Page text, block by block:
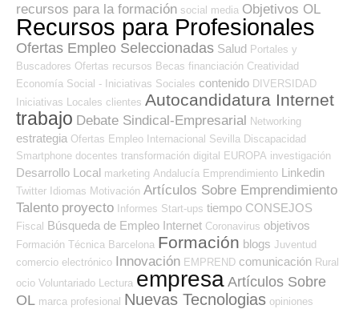
recursos para la formación social media Objetivos OL
Recursos para Profesionales
Ofertas Empleo Seleccionadas Salud Portales y
Buscadores Ofertas recursos Becas financiación Creatividad
Economía Social - Iniciativas Sociales contenido DIVERSIDAD
Iniciativas Locales clientes Autocandidatura Internet
trabajo Debate Sindical-Empresarial Networking
estrategia Ofertas Empleo Internacional Sevilla Discapacidad
Smartphone docentes transformación digital EUROPA investigación
Desarrollo Local marketing Andalucía Emprendimiento Linkedin
Twitter Idiomas Motivación Artículos Sobre Emprendimiento
Talento proyecto Informes Start-ups tiempo CONSEJOS
Fiscal Búsqueda de Empleo Internet Coronavirus objetivos
Formación Técnica Barcelona Formación blogs Juventud
comercio electrónico Innovación EMPREND comunicación Rural
ocio Voluntariado Lectura empresa Artículos Sobre
OL marca profesional Nuevas Tecnologias opiniones